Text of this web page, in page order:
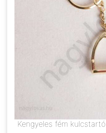
Kengyeles fém kulcstartó